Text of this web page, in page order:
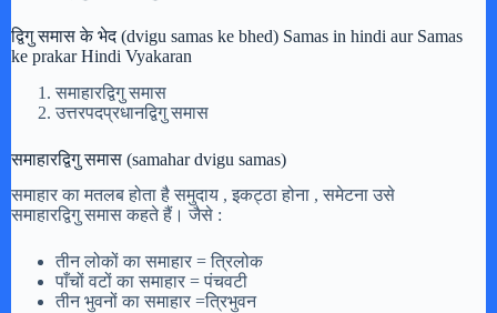
द्विगु समास के भेद (dvigu samas ke bhed) Samas in hindi aur Samas
ke prakar Hindi Vyakaran
समाहारद्विगु समास
उत्तरपदप्रधानद्विगु समास
समाहारद्विगु समास (samahar dvigu samas)
समाहार का मतलब होता है समुदाय , इकट्ठा होना , समेटना उसे
समाहारद्विगु समास कहते हैं। जैसे :
तीन लोकों का समाहार = त्रिलोक
पाँचों वटों का समाहार = पंचवटी
तीन भुवनों का समाहार =त्रिभुवन